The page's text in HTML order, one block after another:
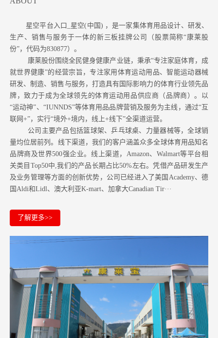
星空平台入口_星空(中国) ，是一家集体育用品设计、研发、
生产、销售与服务于一体的新三板挂牌公司（股票简称“康莱股
份”，代码为830877）。
康莱股份围绕全民健身健康产业链，秉承“专注家庭体育，成
就世界健康”的经营宗旨，专注家用体育运动用品、智能运动器械
研发、制造、销售与服务，打造具有国际影响力的体育行业领先品
牌，致力于成为全球领先的体育运动用品供应商（品牌商）。以
“运动神”、“IUNNDS”等体育用品品牌营销及服务为主线，通过“互
联网+”，实行“境外+境内，线上+线下”全渠道运营。
公司主要产品包括篮球架、乒乓球桌、力量器械等，全球销
量均位居前列。 线下渠道，我们的客户涵盖众多全球体育用品知名
品牌商及世界500强企业。 线上渠道，Amazon、Walmart等平台相
关类目Top50中,我们的产品长期占比50%左右。凭借产品研发生产
及业务管理等方面的创新优势，公司已经进入了美国Academy、德
国Aldi和Lidl、澳大利亚K-mart、加拿大Canadian Tir···
了解更多>>